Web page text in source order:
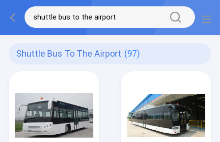
Shuttle Bus To The Airport (97)